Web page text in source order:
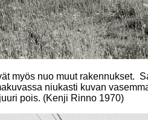
myös nuo muut rakennukset.
niukasti kuvan
pois. (Kenji Rinno 1970)